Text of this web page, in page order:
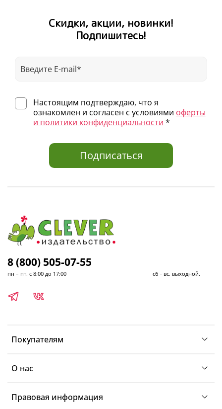
Скидки, акции, новинки!
Подпишитесь!
Настоящим подтверждаю, что я
ознакомлен и согласен с условиями оферты
и политики конфиденциальности *
Подписаться
Покупателям
О нас
Правовая информация
8 (800) 505-07-55
пн – пт. с 8:00 до 17:00 сб - вс. выходной.